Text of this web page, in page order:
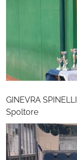
GINEVRA
Spoltore